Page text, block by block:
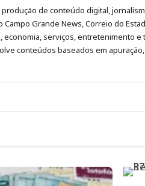
de conteúdo digital,
Grande News, Correio do
economia, serviços, entretenimento
conteúdos baseados em